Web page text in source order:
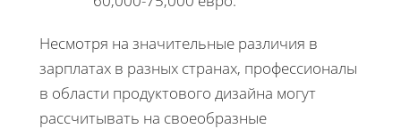
Несмотря на значительные различия в
зарплатах в разных странах, профессионалы
в области продуктового дизайна могут
рассчитывать на своеобразные